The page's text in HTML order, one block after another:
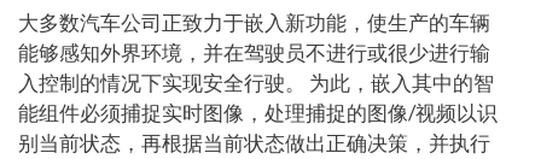
大多数汽车公司正致力于嵌入新功能，使生产的车辆
能够感知外界环境，并在驾驶员不进行或很少进行输
入控制的情况下实现安全行驶。 为此，嵌入其中的智
能组件必须捕捉实时图像，处理捕捉的图像/视频以识
别当前状态，再根据当前状态做出正确决策，并执行